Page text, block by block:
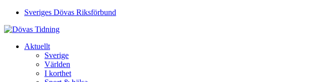
Sveriges Dövas Riksförbund
Aktuellt
Sverige
Världen
I korthet